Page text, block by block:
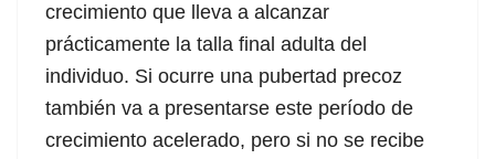
crecimiento que lleva a alcanzar
prácticamente la talla final adulta del
individuo. Si ocurre una pubertad precoz
también va a presentarse este período de
crecimiento acelerado, pero si no se recibe